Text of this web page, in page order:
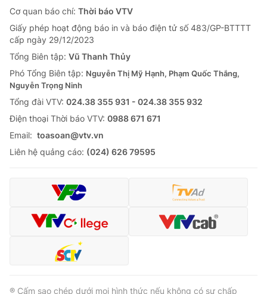
Cơ quan báo chí: Thời báo VTV
Giấy phép hoạt động báo in và báo điện tử số 483/GP-BTTTT
cấp ngày 29/12/2023
Tổng Biên tập: Vũ Thanh Thủy
Phó Tổng Biên tập: Nguyễn Thị Mỹ Hạnh, Phạm Quốc Thắng,
Nguyễn Trọng Ninh
Tổng đài VTV: 024.38 355 931 - 024.38 355 932
Ðiện thoại Thời báo VTV: 0988 671 671
Email: toasoan@vtv.vn
Liên hệ quảng cáo: (024) 626 79595
® Cấm sao chép dưới mọi hình thức nếu không có sự chấp